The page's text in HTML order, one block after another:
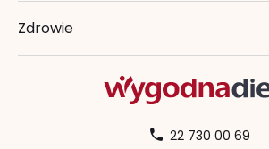
Zdrowie
22 730 00 69